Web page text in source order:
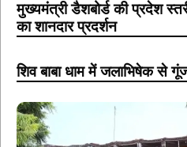
मुख्यमंत्री डैशबोर्ड की प्रदेश
का शानदार प्रदर्शन
शिव बाबा धाम में जलाभिषेक से